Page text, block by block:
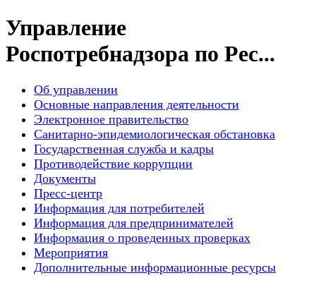
Управление
Роспотребнадзора по Рес...
Об управлении
Основные направления деятельности
Электронное правительство
Санитарно-эпидемиологическая обстановка
Государственная служба и кадры
Противодействие коррупции
Документы
Пресс-центр
Информация для потребителей
Информация для предпринимателей
Информация о проведенных проверках
Мероприятия
Дополнительные информационные ресурсы